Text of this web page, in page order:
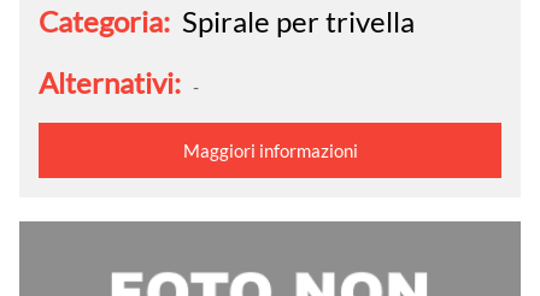
Categoria: Spirale per trivella
Alternativi: -
Maggiori informazioni